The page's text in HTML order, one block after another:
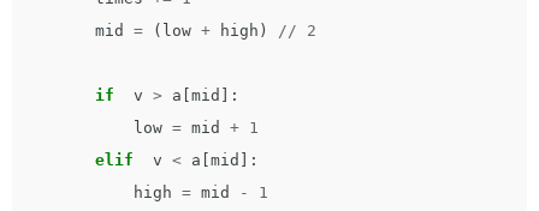
mid
= ( low + high ) // 2
if v > a mid
]:
low = mid + 1
elif
v < a mid
]:
high = mid -
1